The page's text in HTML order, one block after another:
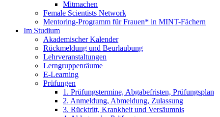
Mitmachen
Female Scientists Network
Mentoring-Programm für Frauen* in MINT-Fächern
Im Studium
Akademischer Kalender
Rückmeldung und Beurlaubung
Lehrveranstaltungen
Lerngruppenräume
E-Learning
Prüfungen
1. Prüfungstermine, Abgabefristen, Prüfungsplan
2. Anmeldung, Abmeldung, Zulassung
3. Rücktritt, Krankheit und Versäumnis